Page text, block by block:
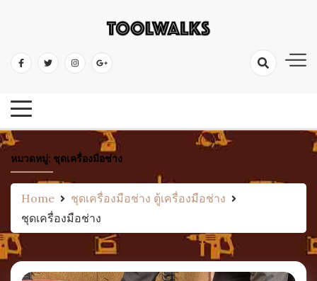
เครื่องมือช่าง เครื่องมือช่างไม้
หมวดหมู่: ชุดเครื่องมือช่าง
Home
ชุดเครื่องมือช่าง ตู้เครื่องมือช่าง
ชุดเครื่องมือช่าง